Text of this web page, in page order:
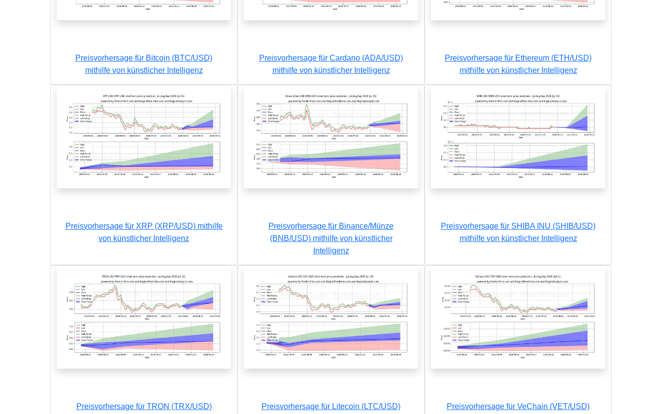
Preisvorhersage für Bitcoin (BTC/USD)
mithilfe von künstlicher Intelligenz
Preisvorhersage für Cardano (ADA/USD)
mithilfe von künstlicher Intelligenz
Preisvorhersage für Ethereum (ETH/USD)
mithilfe von künstlicher Intelligenz
Preisvorhersage für XRP (XRP/USD) mithilfe
von künstlicher Intelligenz
Preisvorhersage für Binance/Münze
(BNB/USD) mithilfe von künstlicher
Intelligenz
Preisvorhersage für SHIBA INU (SHIB/USD)
mithilfe von künstlicher Intelligenz
Preisvorhersage für TRON (TRX/USD)
Preisvorhersage für Litecoin (LTC/USD)
Preisvorhersage für VeChain (VET/USD)